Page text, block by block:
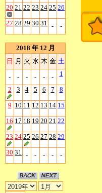
20 21 22 23 24 25 26
27 28 29 30 31 - -
2018 年 12 月
日 月 火 水 木 金 土
- - - - - - 1
2 3 4 5 6 7 8
9 10 11 12 13 14 15
16 17 18 19 20 21 22
23 24 25 26 27 28 29
30 31 - - - - -